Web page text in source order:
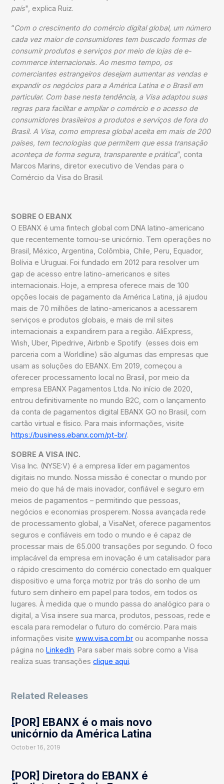
país", explica Ruiz.
“Com o crescimento do comércio digital global, um número
cada vez maior de consumidores tem buscado formas de
consumir produtos e serviços por meio de lojas de e-
commerce internacionais. Ao mesmo tempo, os
comerciantes estrangeiros desejam aumentar as vendas e
expandir os negócios para a América Latina e o Brasil em
particular. Com base nesta tendência, a Visa adaptou suas
regras para facilitar e ampliar o comércio e o acesso de
consumidores brasileiros a produtos e serviços de fora do
Brasil. A Visa, como empresa global aceita em mais de 200
países, tem tecnologias que permitem que essa transação
aconteça de forma segura, transparente e prática”, conta
Marcos Marins, diretor executivo de Vendas para o
Comércio da Visa do Brasil.
SOBRE O EBANX
O EBANX é uma fintech global com DNA latino-americano
que recentemente tornou-se unicórnio. Tem operações no
Brasil, México, Argentina, Colômbia, Chile, Peru, Equador,
Bolívia e Uruguai. Foi fundado em 2012 para resolver um
gap de acesso entre latino-americanos e sites
internacionais. Hoje, a empresa oferece mais de 100
opções locais de pagamento da América Latina, já ajudou
mais de 70 milhões de latino-americanos a acessarem
serviços e produtos globais, e mais de mil sites
internacionais a expandirem para a região. AliExpress,
Wish, Uber, Pipedrive, Airbnb e Spotify (esses dois em
parceria com a Worldline) são algumas das empresas que
usam as soluções do EBANX. Em 2019, começou a
oferecer processamento local no Brasil, por meio da
empresa EBANX Pagamentos Ltda. No início de 2020,
entrou definitivamente no mundo B2C, com o lançamento
da conta de pagamentos digital EBANX GO no Brasil, com
cartão virtual e físico. Para mais informações, visite
https://business.ebanx.com/pt-br/.
SOBRE A VISA INC.
Visa Inc. (NYSE:V) é a empresa líder em pagamentos
digitais no mundo. Nossa missão é conectar o mundo por
meio do que há de mais inovador, confiável e seguro em
meios de pagamentos – permitindo que pessoas,
negócios e economias prosperem. Nossa avançada rede
de processamento global, a VisaNet, oferece pagamentos
seguros e confiáveis em todo o mundo e é capaz de
processar mais de 65.000 transações por segundo. O foco
implacável da empresa em inovação é um catalisador para
o rápido crescimento do comércio conectado em qualquer
dispositivo e uma força motriz por trás do sonho de um
futuro sem dinheiro em papel para todos, em todos os
lugares. À medida que o mundo passa do analógico para o
digital, a Visa insere sua marca, produtos, pessoas, rede e
escala para remodelar o futuro do comércio. Para mais
informações visitewww.visa.com.br ou acompanhe nossa
página noLinkedIn. Para saber mais sobre como a Visa
realiza suas transaçõesclique aqui.
Related Releases
[POR] EBANX é o mais novo
unicórnio da América Latina
October 16, 2019
[POR] Diretora do EBANX é